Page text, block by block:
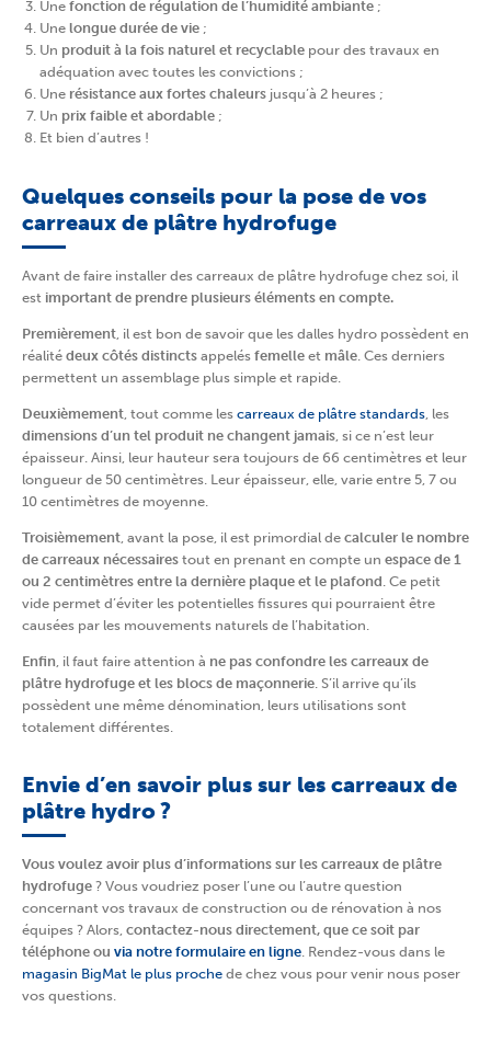
Une fonction de régulation de l’humidité ambiante ;
Une longue durée de vie ;
Un produit à la fois naturel et recyclable pour des travaux en
adéquation avec toutes les convictions ;
Une résistance aux fortes chaleurs jusqu’à 2 heures ;
Un prix faible et abordable ;
Et bien d’autres !
Quelques conseils pour la pose de vos
carreaux de plâtre hydrofuge
Avant de faire installer des carreaux de plâtre hydrofuge chez soi, il
est important de prendre plusieurs éléments en compte.
Premièrement , il est bon de savoir que les dalles hydro possèdent en
réalité deux côtés distincts appelés femelle et mâle . Ces derniers
permettent un assemblage plus simple et rapide.
Deuxièmement , tout comme les carreaux de plâtre standards , les
dimensions d’un tel produit ne changent jamais , si ce n’est leur
épaisseur. Ainsi, leur hauteur sera toujours de 66 centimètres et leur
longueur de 50 centimètres. Leur épaisseur, elle, varie entre 5, 7 ou
10 centimètres de moyenne.
Troisièmement , avant la pose, il est primordial de calculer le nombre
de carreaux nécessaires tout en prenant en compte un espace de 1
ou 2 centimètres entre la dernière plaque et le plafond . Ce petit
vide permet d’éviter les potentielles fissures qui pourraient être
causées par les mouvements naturels de l’habitation.
Enfin , il faut faire attention à ne pas confondre les carreaux de
plâtre hydrofuge et les blocs de maçonnerie . S’il arrive qu’ils
possèdent une même dénomination, leurs utilisations sont
totalement différentes.
Envie d’en savoir plus sur les carreaux de
plâtre hydro ?
Vous voulez avoir plus d’informations sur les carreaux de plâtre
hydrofuge ? Vous voudriez poser l’une ou l’autre question
concernant vos travaux de construction ou de rénovation à nos
équipes ? Alors, contactez-nous directement, que ce soit par
téléphone ou via notre formulaire en ligne . Rendez-vous dans le
magasin BigMat le plus proche de chez vous pour venir nous poser
vos questions.